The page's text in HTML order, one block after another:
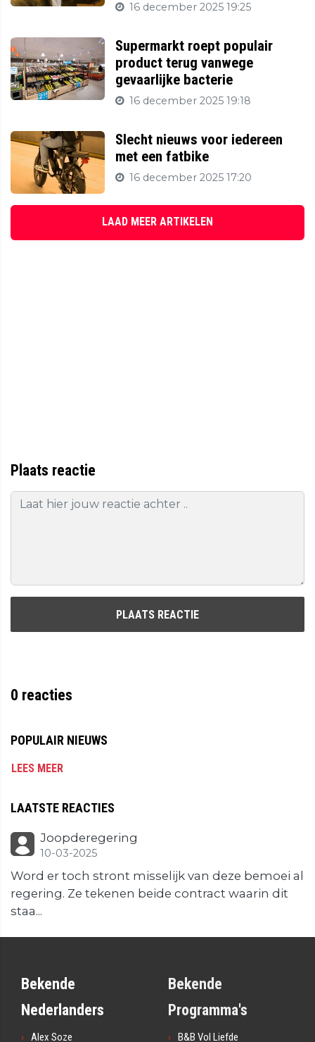
16 december 2025 19:25
Supermarkt roept populair
product terug vanwege
gevaarlijke bacterie
16 december 2025 19:18
Slecht nieuws voor iedereen
met een fatbike
16 december 2025 17:20
LAAD MEER ARTIKELEN
Plaats reactie
PLAATS REACTIE
0 reacties
POPULAIR NIEUWS
LEES MEER
LAATSTE REACTIES
Joopderegering
10-03-2025
Word er toch stront misselijk van deze bemoei al
regering. Ze tekenen beide contract waarin dit
staa...
Bekende
Nederlanders
Alex Soze
Bekende
Programma's
B&B Vol Liefde